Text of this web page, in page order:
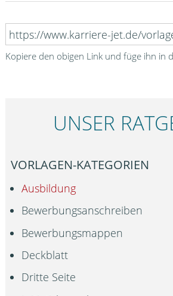
Kopiere den obigen Link und füge ihn in
UNSER
VORLAGEN-KATEGORIEN
Ausbildung
Bewerbungsanschreiben
Bewerbungsmappen
Deckblatt
Dritte Seite